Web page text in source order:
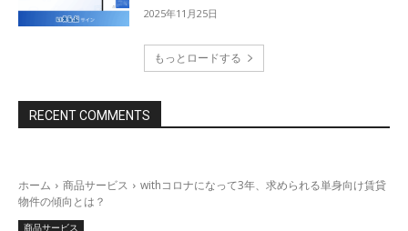
2025年11月25日
もっとロードする
RECENT COMMENTS